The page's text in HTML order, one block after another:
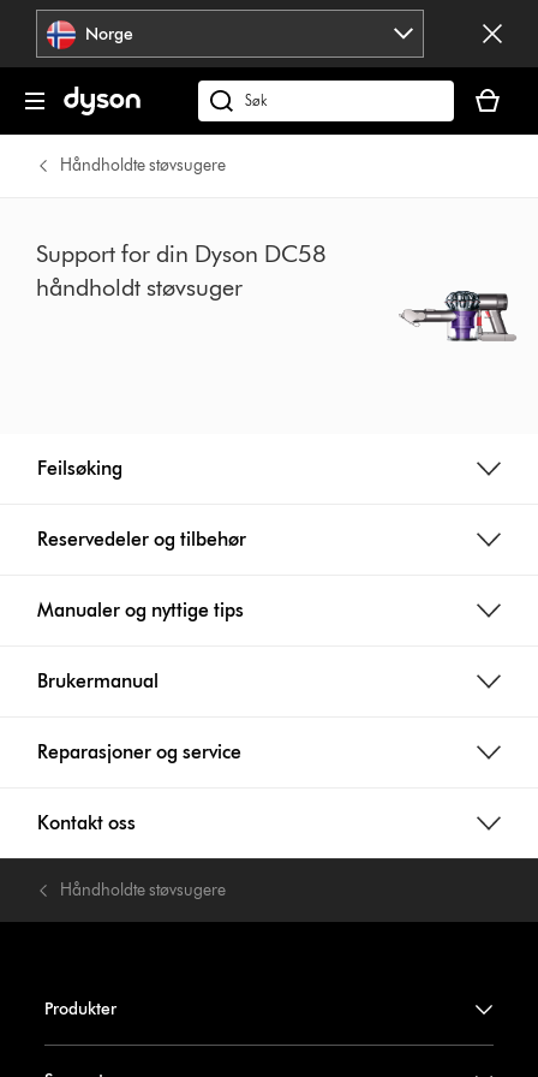
Hopp
navigering
Norge
Søk
på
dyson.no
din
er
Håndholdte støvsugere
Support for din Dyson DC58
håndholdt støvsuger
Feilsøking
Reservedeler og tilbehør
Manualer og nyttige tips
Brukermanual
Reparasjoner og service
Kontakt oss
Håndholdte støvsugere
Produkter